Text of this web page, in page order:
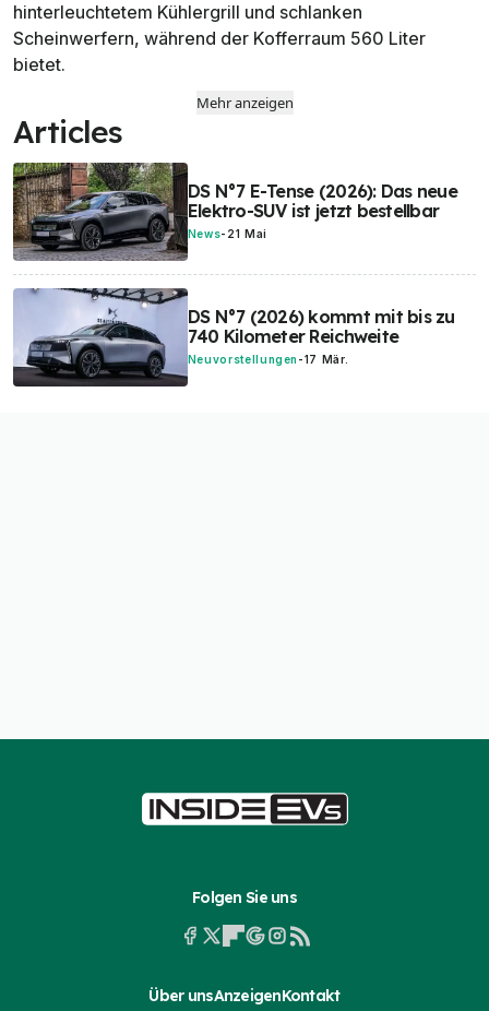
hinterleuchtetem Kühlergrill und schlanken
Scheinwerfern, während der Kofferraum 560 Liter
bietet.
Mehr anzeigen
Articles
DS N°7 E-Tense (2026): Das neue
Elektro-SUV ist jetzt bestellbar
News- 21 Mai
DS N°7 (2026) kommt mit bis zu
740 Kilometer Reichweite
Neuvorstellungen -17 Mär.
Folgen Sie uns
Über unsAnzeigenKontakt